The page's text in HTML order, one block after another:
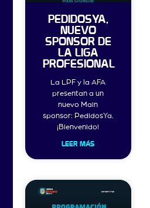
PEDIDOSYA,
NUEVO
SPONSOR DE
LA LIGA
PROFESIONAL
La LPF y la AFA
presentan a un
nuevo Main
sponsor: PedidosYa.
¡Bienvenido!
LEER MÁS